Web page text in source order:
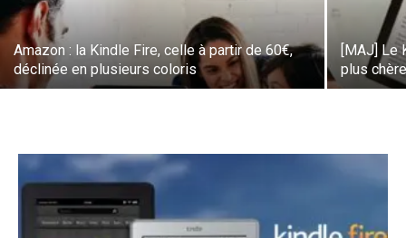
Amazon : la Kindle Fire, celle à partir de 60€,
déclinée en plusieurs coloris
[MAJ] Le
plus